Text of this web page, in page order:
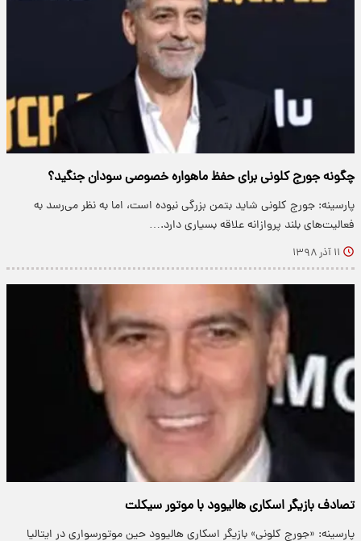
چگونه جورج کلونی برای حفظ ماهواره خصوصی سودان جنگید؟
پارسینه: جورج کلونی شاید بتمن بزرگی نبوده است، اما به نظر می‌رسد به
فعالیت‌های بلند پروازانه علاقه بسیاری دارد.…
۱۱ آذر ۱۳۹۸
تصادف بازیگر اسکاری هالیوود با موتور سیکلت
پارسینه: «جورج کلونی» بازیگر اسکاری هالیوود حین موتورسواری در ایتالیا